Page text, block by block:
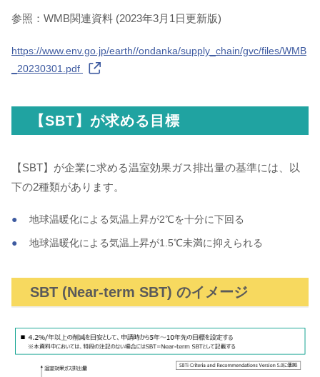
参照：WMB関連資料 (2023年3月1日更新版)
https://www.env.go.jp/earth//ondanka/supply_chain/gvc/files/WMB
_20230301.pdf
【SBT】が求める目標
【SBT】が企業に求める温室効果ガス排出量の基準には、以
下の2種類があります。
地球温暖化による気温上昇が2℃を十分に下回る
地球温暖化による気温上昇が1.5℃未満に抑えられる
SBT (Near-term SBT) のイメージ